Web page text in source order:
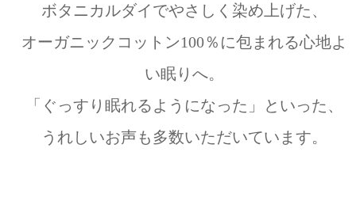
ボタニカルダイでやさしく染め上げた、
オーガニックコットン100％に包まれる心地よ
い眠りへ。
「ぐっすり眠れるようになった」といった、
うれしいお声も多数いただいています。